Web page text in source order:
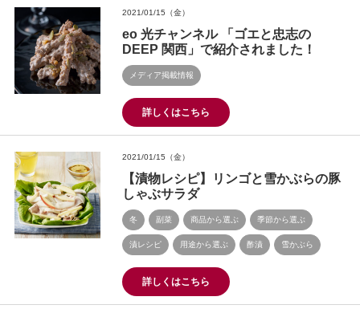
2021/01/15（金）
eo 光チャンネル 「ゴエと忠志の
DEEP 関西」で紹介されました！
メディア掲載情報
詳しくはこちら
2021/01/15（金）
【漬物レシピ】リンゴと雪かぶらの豚
しゃぶサラダ
冬 副菜 商品から選ぶ 季節から選ぶ
漬レシピ 用途から選ぶ 酢漬 雪かぶら
詳しくはこちら